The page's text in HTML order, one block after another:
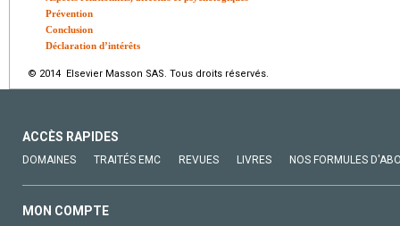
Prévention
Conclusion
Déclaration d’intérêts
© 2014 Elsevier Masson SAS. Tous droits réservés.
ACCÈS RAPIDES
DOMAINES TRAITÉS EMC REVUES LIVRES NOS FORMULES
MON COMPTE